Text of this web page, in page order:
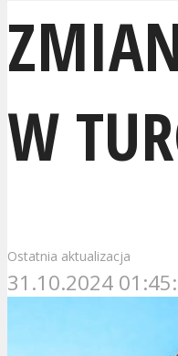
W
Ostatnia aktualizacja
31.10.2024